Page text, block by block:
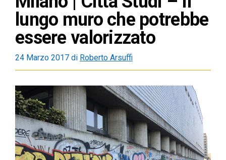
lungo muro che potrebbe
essere valorizzato
24 Marzo 2017 di Roberto Arsuffi